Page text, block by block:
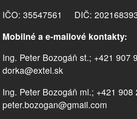
IČO: 35547561 DIČ:
Mobilné a e-mailové kontakty:
Ing. Peter Bozogáň st.; +421 907
dorka@extel.sk
Ing. Peter Bozogáň ml.; +421 908
peter.bozogan@gmail.com